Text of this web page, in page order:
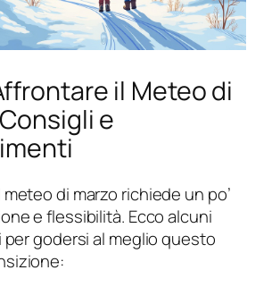
il Meteo di
e
di marzo richiede un po’
e flessibilità. Ecco alcuni
godersi al meglio questo